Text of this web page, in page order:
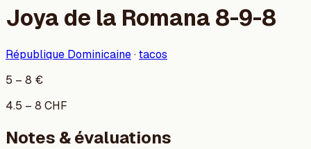
Joya de la Romana 8-9-8
République Dominicaine·tacos
5 – 8 €
4.5 – 8 CHF
Notes & évaluations